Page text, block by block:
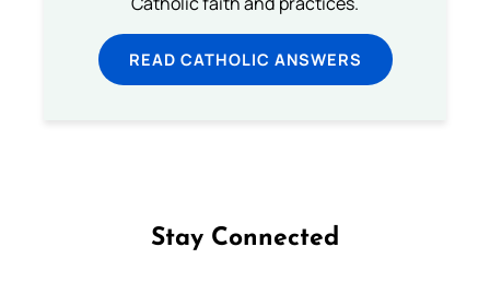
READ CATHOLIC ANSWERS
Stay Connected